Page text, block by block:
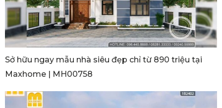
Sở hữu ngay mẫu nhà siêu đẹp chỉ từ 890 triệu tại
Maxhome | MH00758